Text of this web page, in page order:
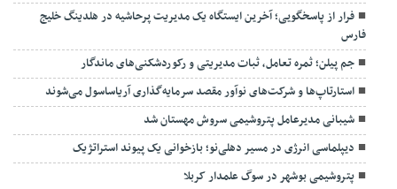
فرار از پاسخگویی؛ آخرین ایستگاه یک مدیریت پرحاشیه در هلدینگ خلیج
فارس
جم پیلن؛ ثمره تعامل، ثبات مدیریتی و رکوردشکنی‌های ماندگار
استارتاپ‌ها و شرکت‌های نوآور مقصد سرما‌یه‌گذاری آریاساسول می‌شوند
شیبانی مدیرعامل پتروشیمی سروش مهستان شد
دیپلماسی انرژی در مسیر دهلی‌نو؛ بازخوانی یک پیوند استراتژیک
پتروشیمی بوشهر در سوگ علمدار کربلا